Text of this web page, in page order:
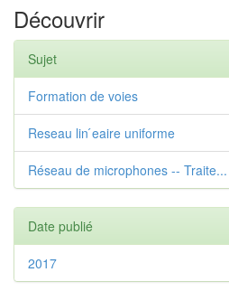
Découvrir
Sujet
Formation de voies
Reseau lin ́eaire uniforme
Réseau de microphones -- Traite...
Date publié
2017